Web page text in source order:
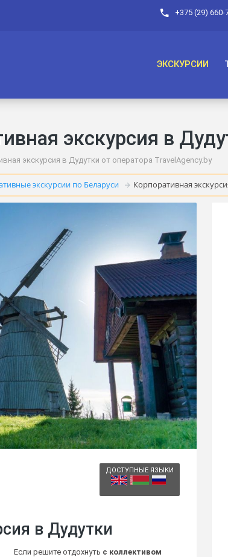
+375 (29) 660-
ЭКСКУРСИИ
экскурсия в
экскурсия в Дудутки от оператора TravelAgency.by
экскурсии по Беларуси Корпоративная
ДОСТУПНЫЕ ЯЗЫКИ
в Дудутки
Если решите отдохнуть с коллективом